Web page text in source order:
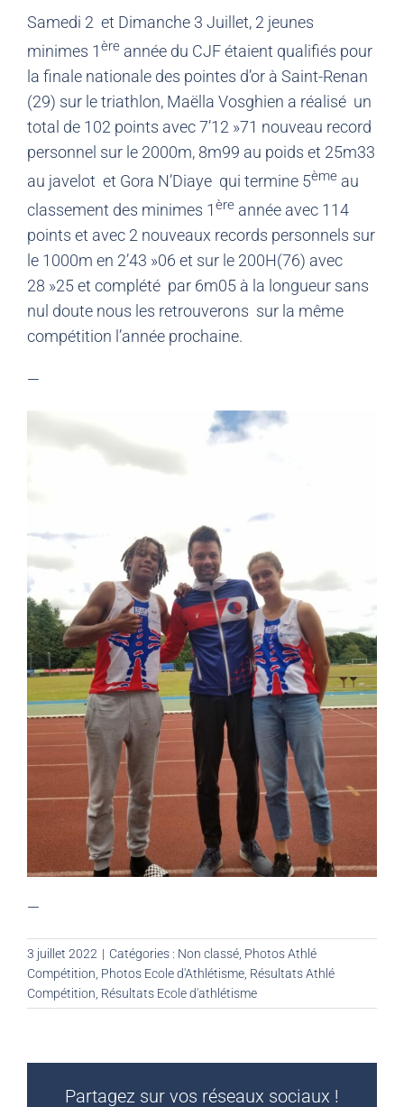
Samedi 2 et Dimanche 3 Juillet, 2 jeunes
minimes 1 ère année du CJF étaient qualifiés pour
la finale nationale des pointes d’or à Saint-Renan
(29) sur le triathlon, Maëlla Vosghien a réalisé un
total de 102 points avec 7’12 »71 nouveau record
personnel sur le 2000m, 8m99 au poids et 25m33
au javelot et Gora N’Diaye qui termine 5ème au
classement des minimes 1 ère année avec 114
points et avec 2 nouveaux records personnels sur
le 1000m en 2’43 »06 et sur le 200H(76) avec
28 »25 et complété par 6m05 à la longueur sans
nul doute nous les retrouverons sur la même
compétition l’année prochaine.
—
—
3 juillet 2022 | Catégories : Non classé Photos Athlé
Compétition Photos Ecole d'Athlétisme Résultats Athlé
Compétition Résultats Ecole d'athlétisme
Partagez sur vos réseaux sociaux !